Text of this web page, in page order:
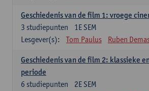
Geschiedenis van de film 1: vroege
1E SEM
3 studiepunten
Lesgever(s):
Tom Paulus Ruben
Geschiedenis van de film 2: klassieke
periode
2E SEM
6 studiepunten